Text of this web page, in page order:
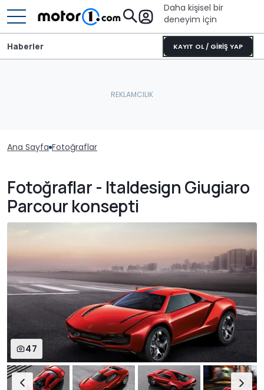
Daha kişisel bir
deneyim için
KAYIT OL / GİRİŞ YAP
Haberler
Ana Sayfa Fotoğraflar
Fotoğraflar - Italdesign Giugiaro
Parcour konsepti
47